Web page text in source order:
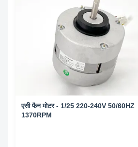
एसी फैन मोटर - 1/25 220-240V 50/60HZ
1370RPM